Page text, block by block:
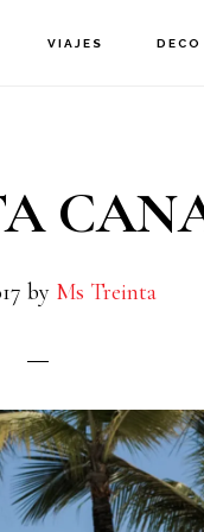
VIAJES DECO
by Ms Treinta